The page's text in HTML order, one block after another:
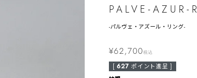
PALVE-AZUR-
-パルヴェ・アズール・リング-
¥62,700税込
[ 627 ポイント進呈 ]